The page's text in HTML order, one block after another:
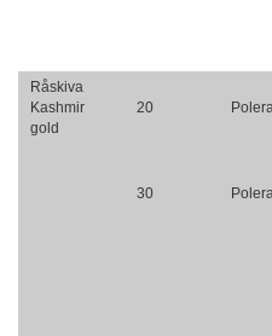
Råskiva
Kashmir
gold
20
30